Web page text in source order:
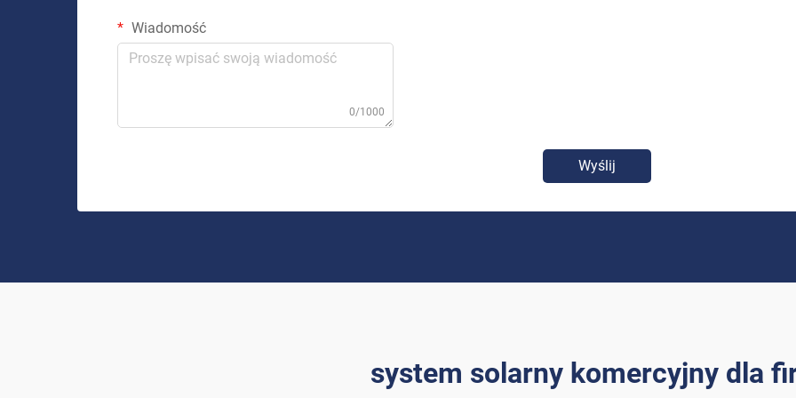
Wiadomość
0/1000
Wyślij
system solarny komercyjny dla